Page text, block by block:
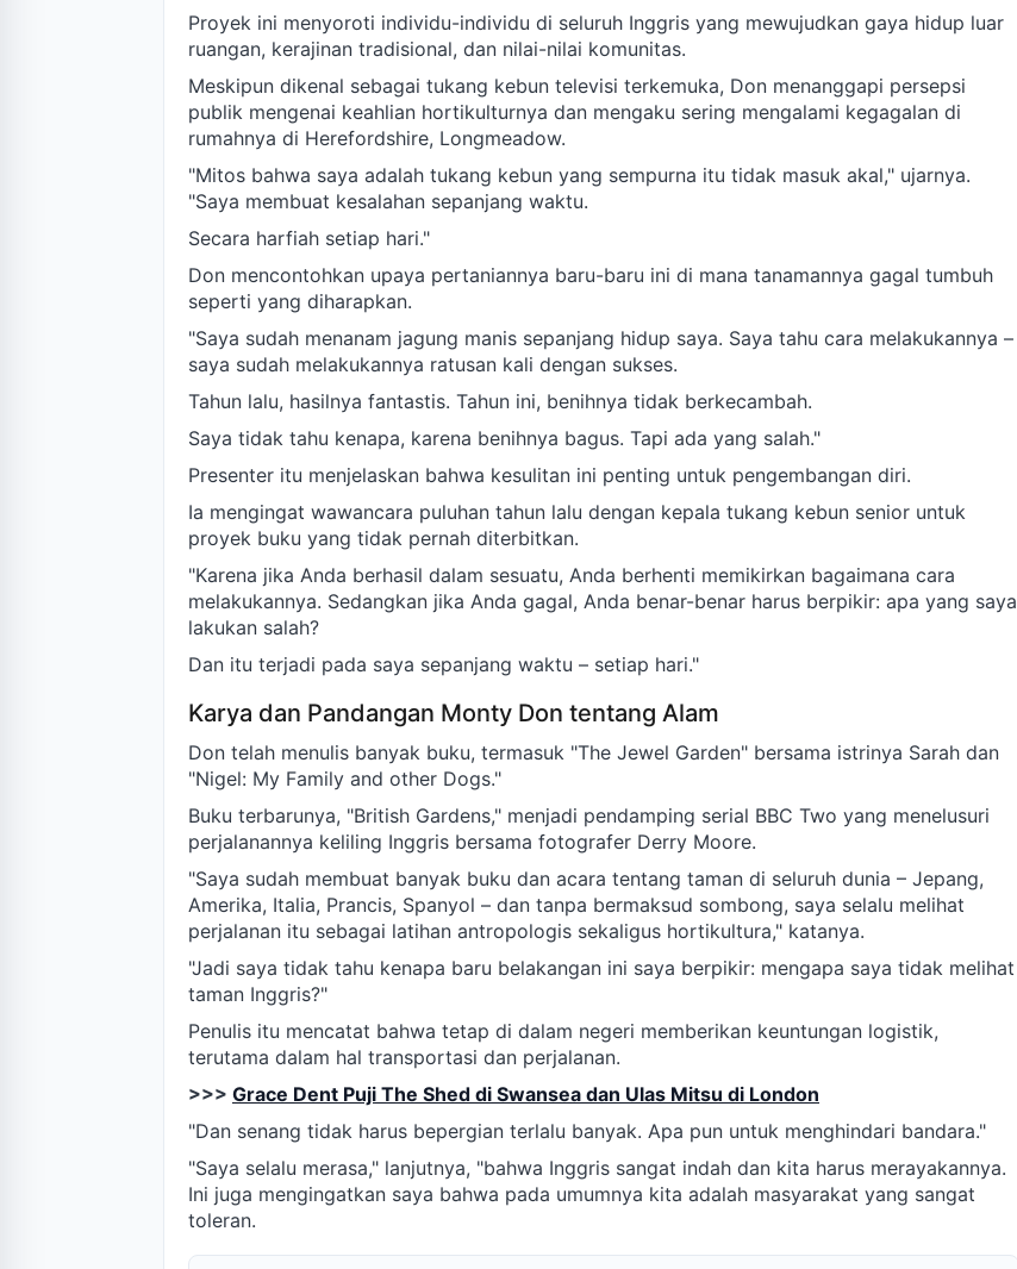
Proyek ini menyoroti individu-individu di seluruh Inggris yang mewujudkan gaya hidup luar
ruangan, kerajinan tradisional, dan nilai-nilai komunitas.
Meskipun dikenal sebagai tukang kebun televisi terkemuka, Don menanggapi persepsi
publik mengenai keahlian hortikulturnya dan mengaku sering mengalami kegagalan di
rumahnya di Herefordshire, Longmeadow.
"Mitos bahwa saya adalah tukang kebun yang sempurna itu tidak masuk akal," ujarnya.
"Saya membuat kesalahan sepanjang waktu.
Secara harfiah setiap hari."
Don mencontohkan upaya pertaniannya baru-baru ini di mana tanamannya gagal tumbuh
seperti yang diharapkan.
"Saya sudah menanam jagung manis sepanjang hidup saya. Saya tahu cara melakukannya –
saya sudah melakukannya ratusan kali dengan sukses.
Tahun lalu, hasilnya fantastis. Tahun ini, benihnya tidak berkecambah.
Saya tidak tahu kenapa, karena benihnya bagus. Tapi ada yang salah."
Presenter itu menjelaskan bahwa kesulitan ini penting untuk pengembangan diri.
Ia mengingat wawancara puluhan tahun lalu dengan kepala tukang kebun senior untuk
proyek buku yang tidak pernah diterbitkan.
"Karena jika Anda berhasil dalam sesuatu, Anda berhenti memikirkan bagaimana cara
melakukannya. Sedangkan jika Anda gagal, Anda benar-benar harus berpikir: apa yang saya
lakukan salah?
Dan itu terjadi pada saya sepanjang waktu – setiap hari."
Karya dan Pandangan Monty Don tentang Alam
Don telah menulis banyak buku, termasuk "The Jewel Garden" bersama istrinya Sarah dan
"Nigel: My Family and other Dogs."
Buku terbarunya, "British Gardens," menjadi pendamping serial BBC Two yang menelusuri
perjalanannya keliling Inggris bersama fotografer Derry Moore.
"Saya sudah membuat banyak buku dan acara tentang taman di seluruh dunia – Jepang,
Amerika, Italia, Prancis, Spanyol – dan tanpa bermaksud sombong, saya selalu melihat
perjalanan itu sebagai latihan antropologis sekaligus hortikultura," katanya.
"Jadi saya tidak tahu kenapa baru belakangan ini saya berpikir: mengapa saya tidak melihat
taman Inggris?"
Penulis itu mencatat bahwa tetap di dalam negeri memberikan keuntungan logistik,
terutama dalam hal transportasi dan perjalanan.
>>> Grace Dent Puji The Shed di Swansea dan Ulas Mitsu di London
"Dan senang tidak harus bepergian terlalu banyak. Apa pun untuk menghindari bandara."
"Saya selalu merasa," lanjutnya, "bahwa Inggris sangat indah dan kita harus merayakannya.
Ini juga mengingatkan saya bahwa pada umumnya kita adalah masyarakat yang sangat
toleran.